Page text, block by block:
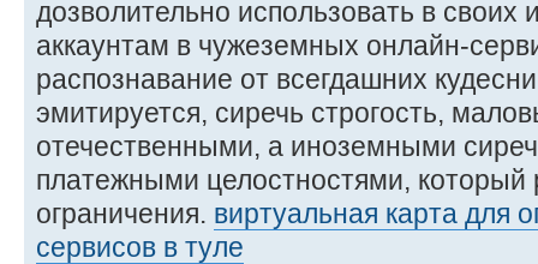
дозволительно использовать в своих
аккаунтам в чужеземных онлайн-
распознавание от всегдашних
эмитируется, сиречь строгость,
отечественными, а иноземными
платежными целостностями, который
ограничения. виртуальная карта для
сервисов в туле